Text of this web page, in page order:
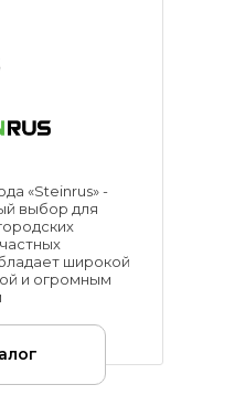
«Steinrus» -
выбор для
широкой
и огромным